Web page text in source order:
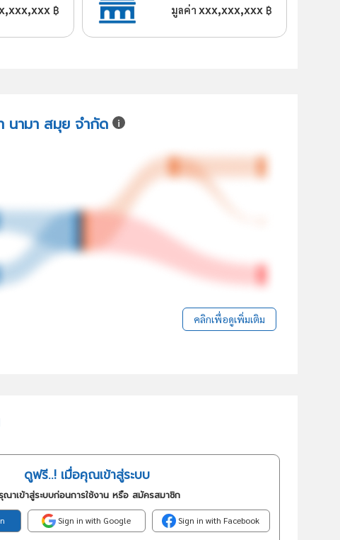
฿ มูลค่าxxx,xxx,xxx ฿
นามา สมุย จำกัด
คลิกเพื่อดูเพิ่มเติม
ดูฟรี..! เมื่อคุณเข้าสู่ระบบ
ณาเข้าสู่ระบบก่อนการใช้งาน หรือ สมัครสมาชิก
Sign in with Google Sign in with Facebook